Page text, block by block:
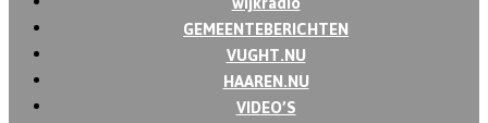
GEMEENTEBERICHTEN
VUGHT.NU
HAAREN.NU
VIDEO’S